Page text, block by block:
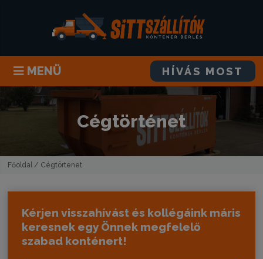
MENÜ HÍVÁS MOST
Cégtörténet
Főoldal / Cégtörténet
Kérjen visszahívást és kollégáink máris
keresnek egy Önnek megfelelő
szabad konténert!